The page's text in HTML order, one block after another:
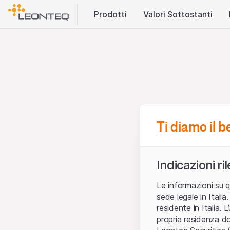
Prodotti Valori Sottostanti
Ti diamo il
Indicazioni
Le informazioni su
sede legale in
residente in Italia.
propria residenza